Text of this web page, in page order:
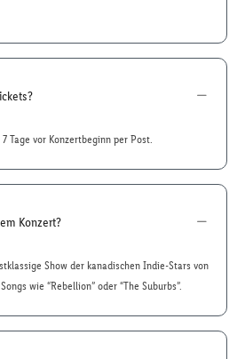
Tage vor Konzertbeginn per Post.
Konzert?
Show der kanadischen Indie-Stars von
wie “Rebellion” oder “The Suburbs”.